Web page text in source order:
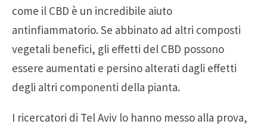
come il CBD è un incredibile aiuto
antinfiammatorio. Se abbinato ad altri composti
vegetali benefici, gli effetti del CBD possono
essere aumentati e persino alterati dagli effetti
degli altri componenti della pianta.
I ricercatori di Tel Aviv lo hanno messo alla prova,